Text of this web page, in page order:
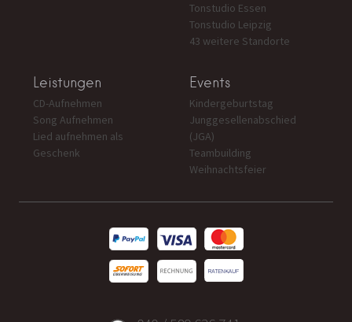
Tonstudio Essen
Tonstudio Leipzig
43 weitere Standorte
Leistungen
CD-Aufnehmen
Song Aufnehmen
Lied aufnehmen als
Geschenk
Events
Kindergeburtstag
Junggesellenabschied
(JGA)
Teambuilding
Weihnachtsfeier